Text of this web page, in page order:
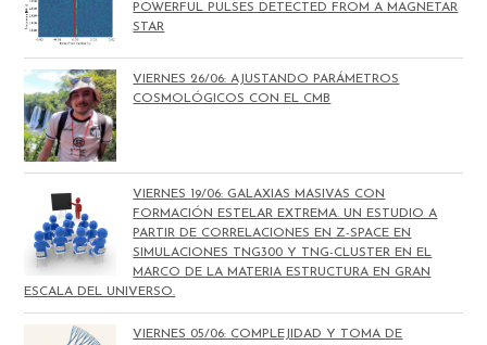
POWERFUL PULSES DETECTED FROM A MAGNETAR
STAR
VIERNES 26/06: AJUSTANDO PARÁMETROS
COSMOLÓGICOS CON EL CMB
VIERNES 19/06: GALAXIAS MASIVAS CON
FORMACIÓN ESTELAR EXTREMA. UN ESTUDIO A
PARTIR DE CORRELACIONES EN Z-SPACE EN
SIMULACIONES TNG300 Y TNG-CLUSTER EN EL
MARCO DE LA MATERIA ESTRUCTURA EN GRAN
ESCALA DEL UNIVERSO.
VIERNES 05/06: COMPLEJIDAD Y TOMA DE